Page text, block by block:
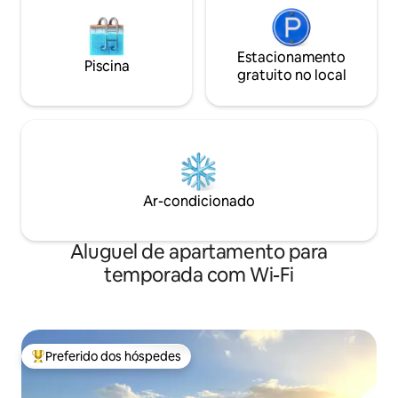
Piscina
Estacionamento
gratuito no local
Ar-condicionado
Aluguel de apartamento para
temporada com Wi-Fi
Entre os melhores preferidos dos hóspedes
Preferido dos hóspedes